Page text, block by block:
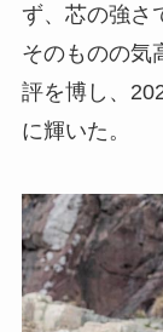
ず、芯の強さ
そのものの気
評を博し、
に輝いた。